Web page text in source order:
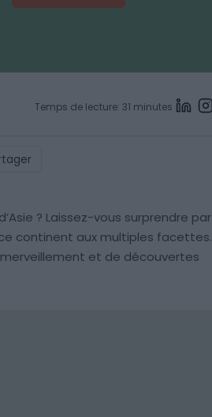
Temps de lecture: 31 minutes
? Laissez-vous surprendre par
continent aux multiples facettes.
et de découvertes